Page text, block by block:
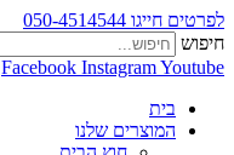
לפרטים חייגו 050-4514544
חיפוש
Facebook InstagramYoutube
בית
המוצרים שלנו